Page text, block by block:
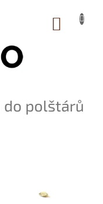
polštárů